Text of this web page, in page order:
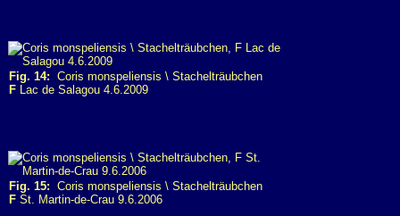
Fig. 14: Coris monspeliensis \ Stachelträubchen
F Lac de Salagou 4.6.2009
Fig. 15: Coris monspeliensis \ Stachelträubchen
F St. Martin-de-Crau 9.6.2006